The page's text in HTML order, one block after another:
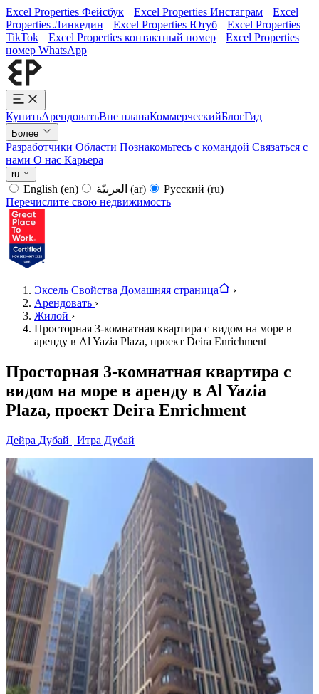
Excel Properties Фейсбук Excel Properties Инстаграм
Excel
Properties Линкедин
Excel Properties Ютуб
Excel Properties
TikTok
Excel Properties контактный номер
Excel Properties
номер WhatsApp
КупитьАрендоватьВне планаКоммерческийБлогГид
Более
Разработчики Области Познакомьтесь с командой Связаться с
нами О нас Карьера
ru
English (en) (ar) Русский (ru)
Перечислите свою недвижимость
Эксель Свойства Домашняя страница
›
Арендовать ›
Жилой ›
Просторная 3-комнатная квартира с видом на море в
аренду в Al Yazia Plaza, проект Deira Enrichment
Просторная 3-комнатная квартира с
видом на море в аренду в Al Yazia
Plaza, проект Deira Enrichment
Дейра Дубай | Итра Дубай